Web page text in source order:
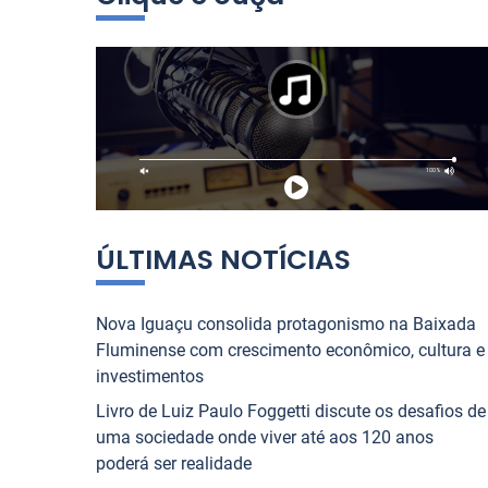
r
ÚLTIMAS NOTÍCIAS
Nova Iguaçu consolida protagonismo na Baixada
Fluminense com crescimento econômico, cultura e
investimentos
Livro de Luiz Paulo Foggetti discute os desafios de
uma sociedade onde viver até aos 120 anos
poderá ser realidade
contam tudo sobre